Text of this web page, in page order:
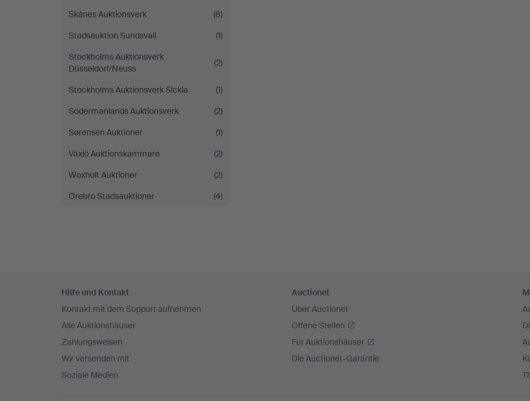
Skånes Auktionsverk
(8)
Stadsauktion Sundsvall
(1)
Stockholms Auktionsverk
Düsseldorf/Neuss
(2)
Stockholms Auktionsverk Sickla
(1)
Södermanlands Auktionsverk
(2)
Sørensen Auktioner
(1)
Växjö Auktionskammare
(2)
Woxholt Auktioner
(2)
Örebro Stadsauktioner
(4)
Navigation
Hilfe und Kontakt
Kontakt mit dem Support aufnehmen
Alle Auktionshäuser
Zahlungsweisen
Wir versenden mit
Soziale Medien
Auctionet
Über Auctionet
Offene Stellen
Für Auktionshäuser
Die Auctionet-Garantie